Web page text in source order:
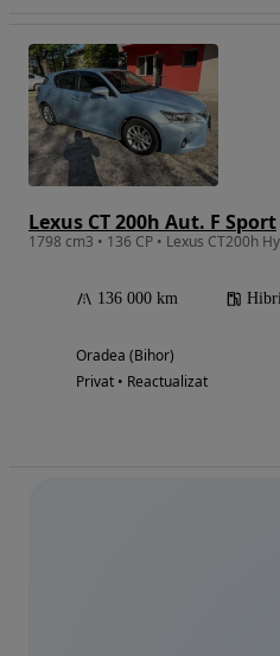
Lexus CT 200h Aut. F Sport
1798 cm3 • 136 CP • Lexus CT200h
136 000 km
Oradea (Bihor)
Privat • Reactualizat